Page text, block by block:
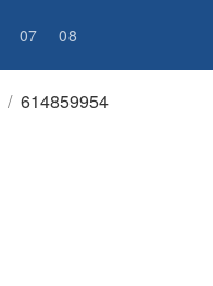
07 08
614859954